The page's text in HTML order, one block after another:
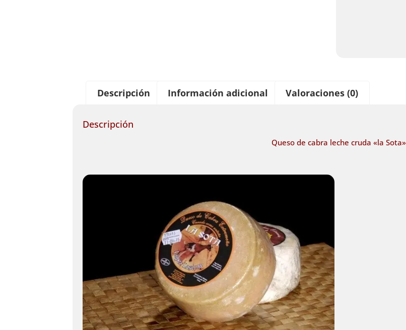
Descripción Información adicional Valoraciones (0)
Descripción
Queso de cabra leche cruda «la Sota»